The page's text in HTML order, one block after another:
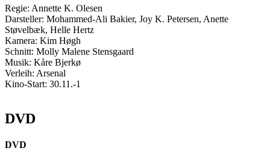
Regie: Annette K. Olesen
Darsteller: Mohammed-Ali Bakier, Joy K. Petersen, Anette
Støvelbæk, Helle Hertz
Kamera: Kim Høgh
Schnitt: Molly Malene Stensgaard
Musik: Kåre Bjerkø
Verleih: Arsenal
Kino-Start: 30.11.-1
DVD
DVD